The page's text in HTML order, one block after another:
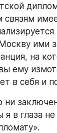
связям
ими
на
ему
в себя и
в глаза